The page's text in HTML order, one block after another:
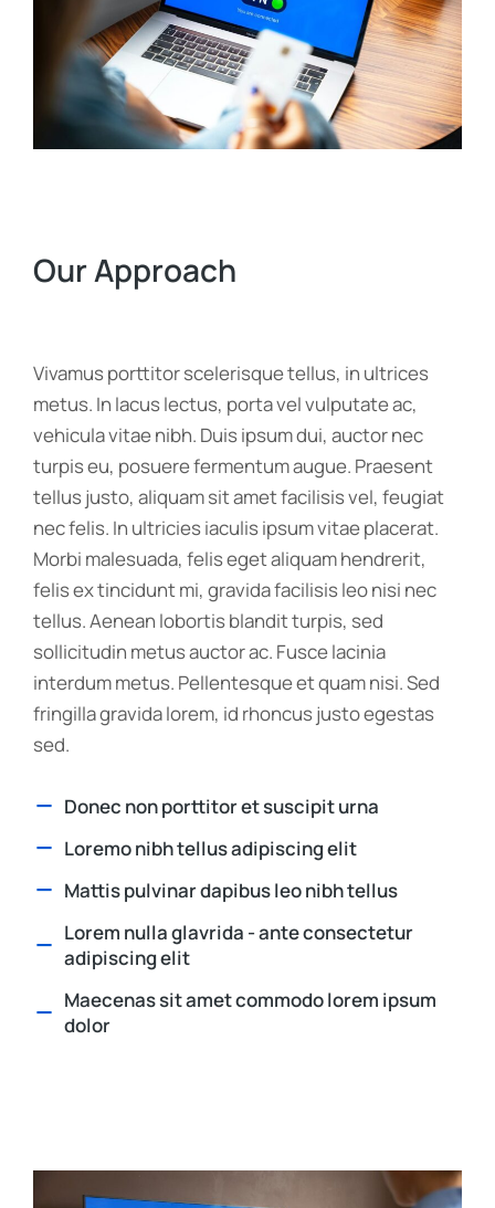
Our Approach
Vivamus porttitor scelerisque tellus, in ultrices
metus. In lacus lectus, porta vel vulputate ac,
vehicula vitae nibh. Duis ipsum dui, auctor nec
turpis eu, posuere fermentum augue. Praesent
tellus justo, aliquam sit amet facilisis vel, feugiat
nec felis. In ultricies iaculis ipsum vitae placerat.
Morbi malesuada, felis eget aliquam hendrerit,
felis ex tincidunt mi, gravida facilisis leo nisi nec
tellus. Aenean lobortis blandit turpis, sed
sollicitudin metus auctor ac. Fusce lacinia
interdum metus. Pellentesque et quam nisi. Sed
fringilla gravida lorem, id rhoncus justo egestas
sed.
Donec non porttitor et suscipit urna
Loremo nibh tellus adipiscing elit
Mattis pulvinar dapibus leo nibh tellus
Lorem nulla glavrida - ante consectetur
adipiscing elit
Maecenas sit amet commodo lorem ipsum
dolor